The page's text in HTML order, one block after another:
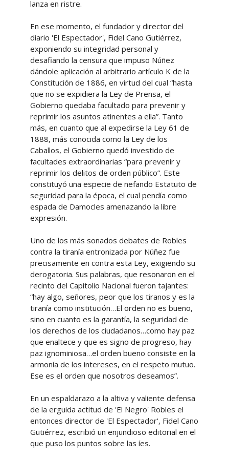
lanza en ristre.
En ese momento, el fundador y director del
diario 'El Espectador', Fidel Cano Gutiérrez,
exponiendo su integridad personal y
desafiando la censura que impuso Núñez
dándole aplicación al arbitrario artículo K de la
Constitución de 1886, en virtud del cual “hasta
que no se expidiera la Ley de Prensa, el
Gobierno quedaba facultado para prevenir y
reprimir los asuntos atinentes a ella”. Tanto
más, en cuanto que al expedirse la Ley 61 de
1888, más conocida como la Ley de los
Caballos, el Gobierno quedó investido de
facultades extraordinarias “para prevenir y
reprimir los delitos de orden público”. Este
constituyó una especie de nefando Estatuto de
seguridad para la época, el cual pendía como
espada de Damocles amenazando la libre
expresión.
Uno de los más sonados debates de Robles
contra la tiranía entronizada por Núñez fue
precisamente en contra esta Ley, exigiendo su
derogatoria. Sus palabras, que resonaron en el
recinto del Capitolio Nacional fueron tajantes:
“hay algo, señores, peor que los tiranos y es la
tiranía como institución…El orden no es bueno,
sino en cuanto es la garantía, la seguridad de
los derechos de los ciudadanos…como hay paz
que enaltece y que es signo de progreso, hay
paz ignominiosa…el orden bueno consiste en la
armonía de los intereses, en el respeto mutuo.
Ese es el orden que nosotros deseamos”.
En un espaldarazo a la altiva y valiente defensa
de la erguida actitud de 'El Negro' Robles el
entonces director de 'El Espectador', Fidel Cano
Gutiérrez, escribió un enjundioso editorial en el
que puso los puntos sobre las íes.